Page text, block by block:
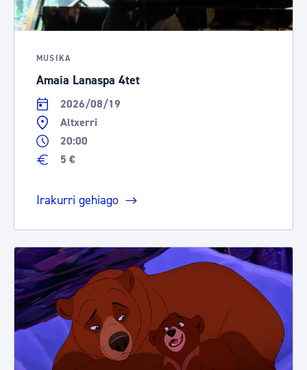
MUSIKA
Amaia Lanaspa 4tet
2026/08/19
Altxerri
20:00
5 €
Irakurri gehiago